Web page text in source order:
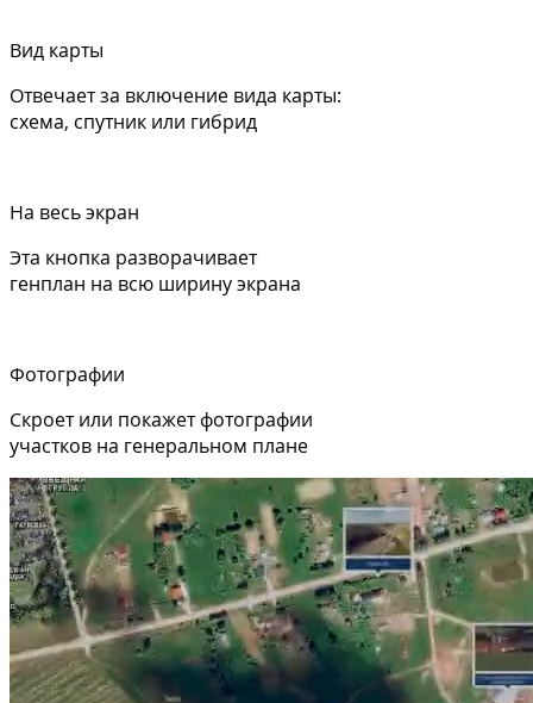
Вид карты
Отвечает за включение вида карты:
схема, спутник или гибрид
На весь экран
Эта кнопка разворачивает
генплан на всю ширину экрана
Фотографии
Скроет или покажет фотографии
участков на генеральном плане